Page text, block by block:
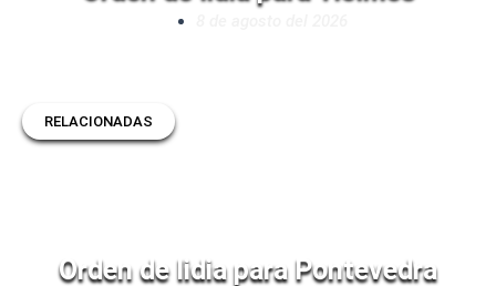
RELACIONADAS
Orden de lidia para Pontevedra